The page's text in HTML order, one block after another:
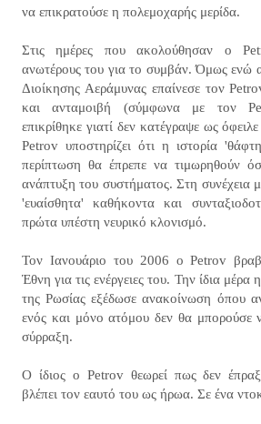
να επικρατούσε η πολεμοχαρής μερίδα.
Στις ημέρες που ακολούθησαν ο
ανωτέρους του για το συμβάν. Όμως ενώ
Διοίκησης Αεράμυνας επαίνεσε τον
και ανταμοιβή (σύμφωνα με τον
επικρίθηκε γιατί δεν κατέγραψε ως
Petrov υποστηρίζει ότι η ιστορία
περίπτωση θα έπρεπε να τιμωρηθούν
ανάπτυξη του συστήματος. Στη συνέχεια
'ευαίσθητα' καθήκοντα και
πρώτα υπέστη νευρικό κλονισμό.
Τον Ιανουάριο του 2006 ο Petrov
Έθνη για τις ενέργειες του. Την ίδια
της Ρωσίας εξέδωσε ανακοίνωση όπου
ενός και μόνο ατόμου δεν θα μπορούσε
σύρραξη.
Ο ίδιος ο Petrov θεωρεί πως δεν
βλέπει τον εαυτό του ως ήρωα. Σε ένα